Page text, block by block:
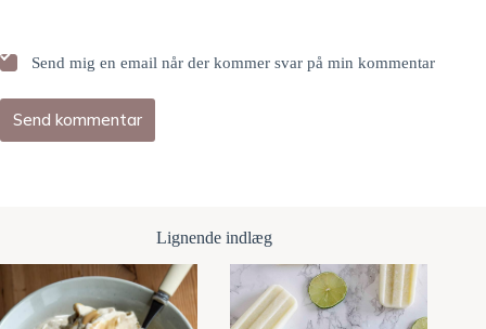
Send mig en email når der kommer svar på min kommentar
Send kommentar
Lignende indlæg